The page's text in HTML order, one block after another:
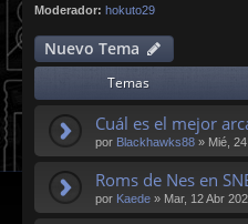
Moderador: hokuto29
Nuevo Tema
Temas
Cuál es el mejor
por Blackhawks88 » Mié,
Roms de Nes en
por Kaede » Mar, 12 Abr